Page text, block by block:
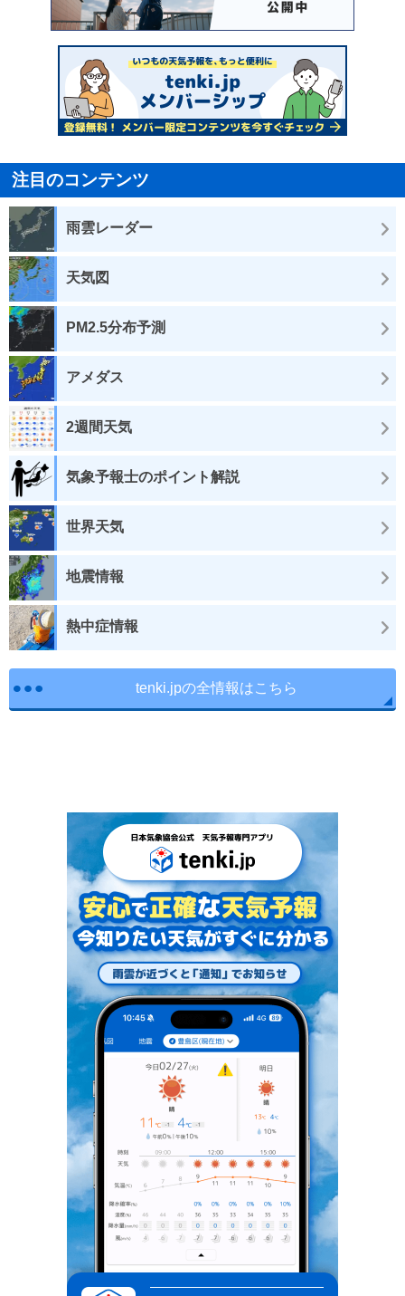
注目のコンテンツ
雨雲レーダー
天気図
PM2.5分布予測
アメダス
2週間天気
気象予報士のポイント解説
世界天気
地震情報
熱中症情報
tenki.jpの全情報はこちら